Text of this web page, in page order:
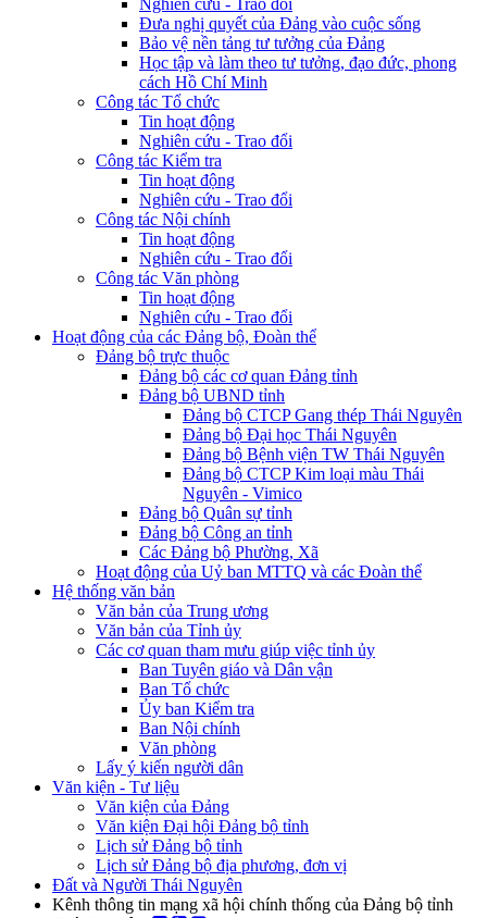
Đưa nghị quyết của Đảng vào cuộc sống
Bảo vệ nền tảng tư tưởng của Đảng
Học tập và làm theo tư tưởng, đạo đức, phong
cách Hồ Chí Minh
Công tác Tổ chức
Tin hoạt động
Nghiên cứu - Trao đổi
Công tác Kiểm tra
Tin hoạt động
Nghiên cứu - Trao đổi
Công tác Nội chính
Tin hoạt động
Nghiên cứu - Trao đổi
Công tác Văn phòng
Tin hoạt động
Nghiên cứu - Trao đổi
Hoạt động của các Đảng bộ, Đoàn thể
Đảng bộ trực thuộc
Đảng bộ các cơ quan Đảng tỉnh
Đảng bộ UBND tỉnh
Đảng bộ CTCP Gang thép Thái Nguyên
Đảng bộ Đại học Thái Nguyên
Đảng bộ Bệnh viện TW Thái Nguyên
Đảng bộ CTCP Kim loại màu Thái
Nguyên - Vimico
Đảng bộ Quân sự tỉnh
Đảng bộ Công an tỉnh
Các Đảng bộ Phường, Xã
Hoạt động của Uỷ ban MTTQ và các Đoàn thể
Hệ thống văn bản
Văn bản của Trung ương
Văn bản của Tỉnh ủy
Các cơ quan tham mưu giúp việc tỉnh ủy
Ban Tuyên giáo và Dân vận
Ban Tổ chức
Ủy ban Kiểm tra
Ban Nội chính
Văn phòng
Lấy ý kiến người dân
Văn kiện - Tư liệu
Văn kiện của Đảng
Văn kiện Đại hội Đảng bộ tỉnh
Lịch sử Đảng bộ tỉnh
Lịch sử Đảng bộ địa phương, đơn vị
Đất và Người Thái Nguyên
Kênh thông tin mạng xã hội chính thống của Đảng bộ tỉnh